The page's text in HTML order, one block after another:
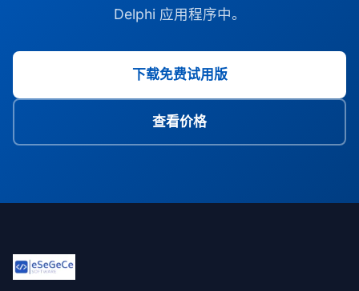
Delphi 应用程序中。
下载免费试用版
查看价格